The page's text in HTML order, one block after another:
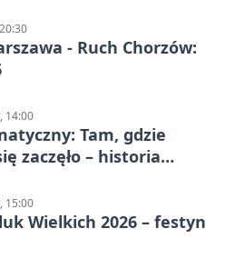
- Ruch Chorzów:
14:00
Tam, gdzie
zaczęło – historia
15:00
Wielkich 2026 – festyn